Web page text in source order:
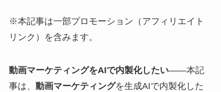
※本記事は一部プロモーション（アフィリエイト
リンク）を含みます。
動画マーケティングをAIで内製化したい——本記
事は、 動画マーケティングを生成AIで内製化した